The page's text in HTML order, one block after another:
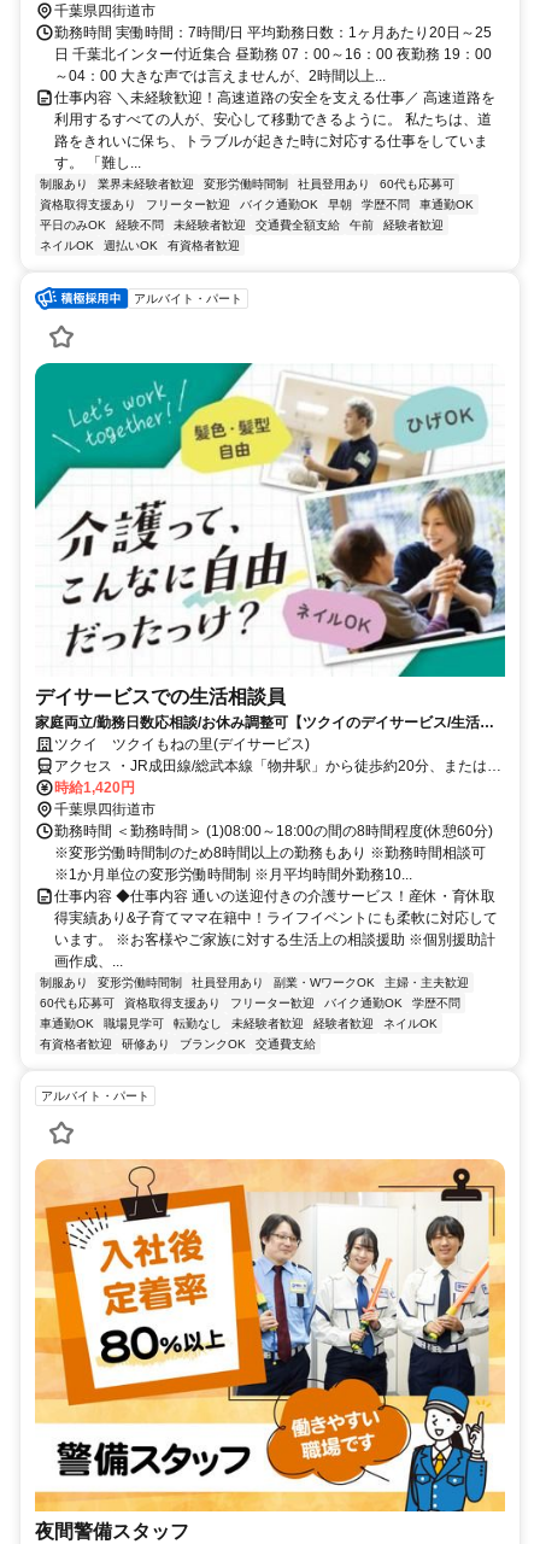
千葉県四街道市
勤務時間 実働時間：7時間/日 平均勤務日数：1ヶ月あたり20日～25
日 千葉北インター付近集合 昼勤務 07：00～16：00 夜勤務 19：00
～04：00 大きな声では言えませんが、2時間以上...
仕事内容 ＼未経験歓迎！高速道路の安全を支える仕事／ 高速道路を
利用するすべての人が、安心して移動できるように。 私たちは、道
路をきれいに保ち、トラブルが起きた時に対応する仕事をしていま
す。 「難し...
制服あり 業界未経験者歓迎 変形労働時間制 社員登用あり
60代も応募可
資格取得支援あり
フリーター歓迎 バイク通勤OK 早朝 学歴不問
車通勤OK
平日のみOK
経験不問 未経験者歓迎 交通費全額支給 午前
経験者歓迎
ネイルOK
週払いOK 有資格者歓迎
アルバイト・パート
デイサービスでの生活相談員
家庭両立/勤務日数応相談/お休み調整可【ツクイのデイサービス/生活相
談員求人】
ツクイ ツクイもねの里(デイサービス)
アクセス ・JR成田線/総武本線「物井駅」から徒歩約20分、または京
成バス千葉イースト乗車「もねの里」下車徒歩約2分
時給1,420円
千葉県四街道市
勤務時間 ＜勤務時間＞ (1)08:00～18:00の間の8時間程度(休憩60分)
※変形労働時間制のため8時間以上の勤務もあり ※勤務時間相談可
※1か月単位の変形労働時間制 ※月平均時間外勤務10...
仕事内容 ◆仕事内容 通いの送迎付きの介護サービス！産休・育休取
得実績あり&子育てママ在籍中！ライフイベントにも柔軟に対応して
います。 ※お客様やご家族に対する生活上の相談援助 ※個別援助計
画作成、...
制服あり 変形労働時間制 社員登用あり 副業・WワークOK
主婦・主夫歓迎
60代も応募可
資格取得支援あり フリーター歓迎 バイク通勤OK
学歴不問
車通勤OK
職場見学可 転勤なし 未経験者歓迎 経験者歓迎
ネイルOK
有資格者歓迎
研修あり ブランクOK 交通費支給
アルバイト・パート
夜間警備スタッフ